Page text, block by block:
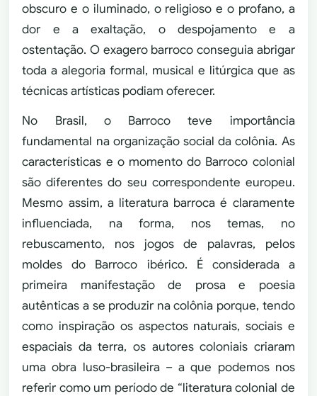
obscuro e o iluminado, o religioso e o profano, a
dor e a exaltação, o despojamento e a
ostentação. O exagero barroco conseguia abrigar
toda a alegoria formal, musical e litúrgica que as
técnicas artísticas podiam oferecer.
No Brasil, o Barroco teve importância
fundamental na organização social da colônia. As
características e o momento do Barroco colonial
são diferentes do seu correspondente europeu.
Mesmo assim, a literatura barroca é claramente
influenciada, na forma, nos temas, no
rebuscamento, nos jogos de palavras, pelos
moldes do Barroco ibérico. É considerada a
primeira manifestação de prosa e poesia
autênticas a se produzir na colônia porque, tendo
como inspiração os aspectos naturais, sociais e
espaciais da terra, os autores coloniais criaram
uma obra luso-brasileira – a que podemos nos
referir como um período de “literatura colonial de